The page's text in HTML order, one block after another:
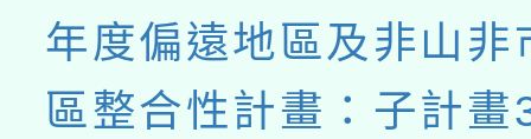
年度偏遠地區及非山非
區整合性計畫：子計畫